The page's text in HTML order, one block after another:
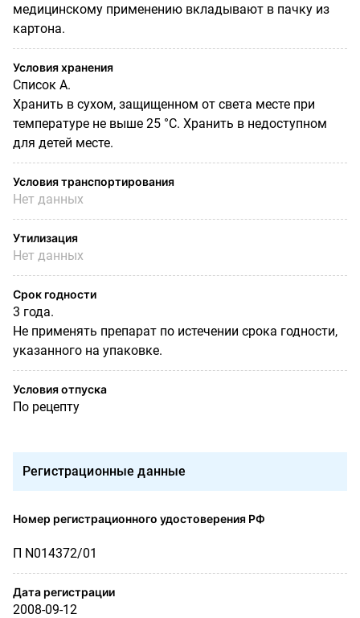
медицинскому применению вкладывают в пачку из
картона.
Условия хранения
Список А.
Хранить в сухом, защищенном от света месте при
температуре не выше 25 °С. Хранить в недоступном
для детей месте.
Условия транспортирования
Нет данных
Утилизация
Нет данных
Срок годности
3 года.
Не применять препарат по истечении срока годности,
указанного на упаковке.
Условия отпуска
По рецепту
Регистрационные данные
Номер регистрационного удостоверения РФ
П N014372/01
Дата регистрации
2008-09-12